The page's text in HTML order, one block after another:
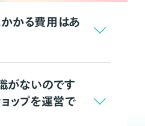
かる費用はあ
がないのです
ップを運営で